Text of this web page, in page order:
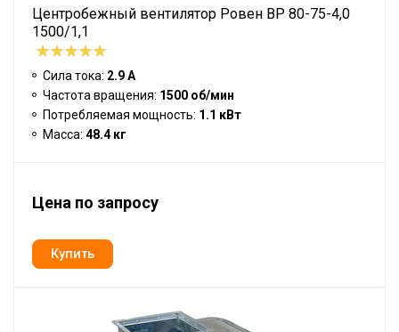
Центробежный вентилятор Ровен BP 80-75-4,0
1500/1,1
Сила тока: 2.9 А
Частота вращения: 1500 об/мин
Потребляемая мощность: 1.1 кВт
Масса: 48.4 кг
Цена по запросу